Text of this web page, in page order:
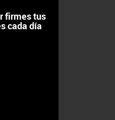
firmes tus
cada día